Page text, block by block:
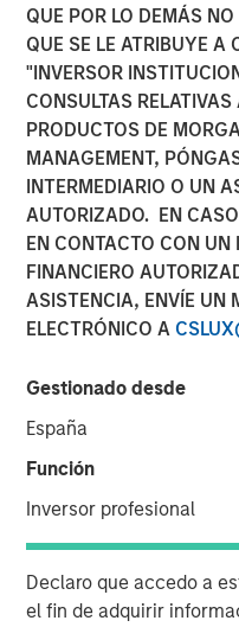
QUE POR LO DEMÁS
QUE SE LE ATRIBUYE A
"INVERSOR
CONSULTAS
PRODUCTOS DE
MANAGEMENT,
INTERMEDIARIO O UN
AUTORIZADO. EN
EN CONTACTO CON UN
FINANCIERO
ASISTENCIA, ENVÍE UN
ELECTRÓNICO A
Gestionado desde
España
Función
Inversor profesional
Declaro que accedo a
el fin de adquirir
CONSILIENT OBSERVER
Pattern
12 DICIEMBRE 2023
Michael Mauboussin
Dan Callahan, CFA
Vice President